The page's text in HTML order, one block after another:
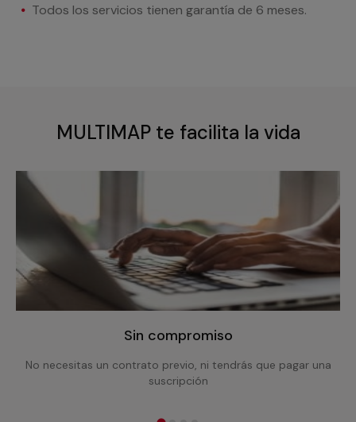
Todos los servicios tienen garantía de 6 meses.
MULTIMAP te facilita la vida
Sin compromiso
No necesitas un contrato previo, ni tendrás que pagar una
suscripción